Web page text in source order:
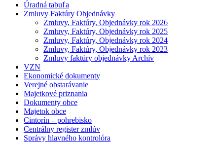
Úradná tabuľa
Zmluvy Faktúry Objednávky
Zmluvy, Faktúry, Objednávky rok 2026
Zmluvy, Faktúry, Objednávky rok 2025
Zmluvy, Faktúry, Objednávky rok 2024
Zmluvy, Faktúry, Objednávky rok 2023
Zmluvy faktúry objednávky Archív
VZN
Ekonomické dokumenty
Verejné obstarávanie
Majetkové priznania
Dokumenty obce
Majetok obce
Cintorín – pohrebisko
Centrálny register zmlúv
Správy hlavného kontrolóra